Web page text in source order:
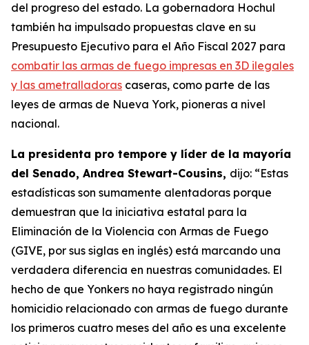
del progreso del estado. La gobernadora Hochul
también ha impulsado propuestas clave en su
Presupuesto Ejecutivo para el Año Fiscal 2027 para
combatir las armas de fuego impresas en 3D ilegales
y las ametralladoras caseras, como parte de las
leyes de armas de Nueva York, pioneras a nivel
nacional.
La presidenta pro tempore y líder de la mayoría
del Senado, Andrea Stewart-Cousins, dijo: “Estas
estadísticas son sumamente alentadoras porque
demuestran que la iniciativa estatal para la
Eliminación de la Violencia con Armas de Fuego
(GIVE, por sus siglas en inglés) está marcando una
verdadera diferencia en nuestras comunidades. El
hecho de que Yonkers no haya registrado ningún
homicidio relacionado con armas de fuego durante
los primeros cuatro meses del año es una excelente